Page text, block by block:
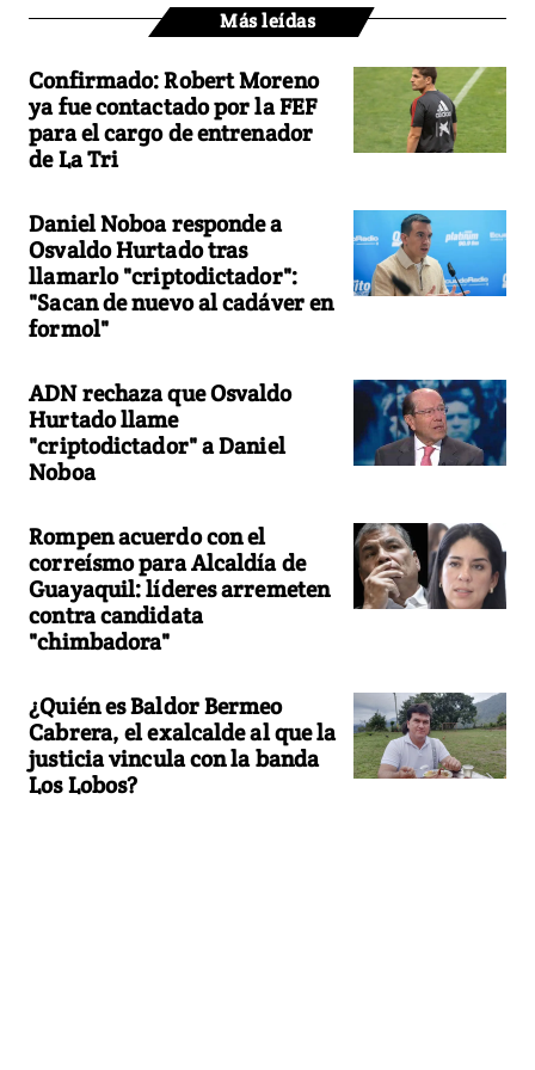
Más leídas
Confirmado: Robert Moreno
ya fue contactado por la FEF
para el cargo de entrenador
de La Tri
Daniel Noboa responde a
Osvaldo Hurtado tras
llamarlo "criptodictador":
"Sacan de nuevo al cadáver en
formol"
ADN rechaza que Osvaldo
Hurtado llame
"criptodictador" a Daniel
Noboa
Rompen acuerdo con el
correísmo para Alcaldía de
Guayaquil: líderes arremeten
contra candidata
"chimbadora"
¿Quién es Baldor Bermeo
Cabrera, el exalcalde al que la
justicia vincula con la banda
Los Lobos?